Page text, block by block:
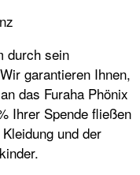
durch sein
garantieren Ihnen,
das Furaha Phönix
Ihrer Spende fließen
und der